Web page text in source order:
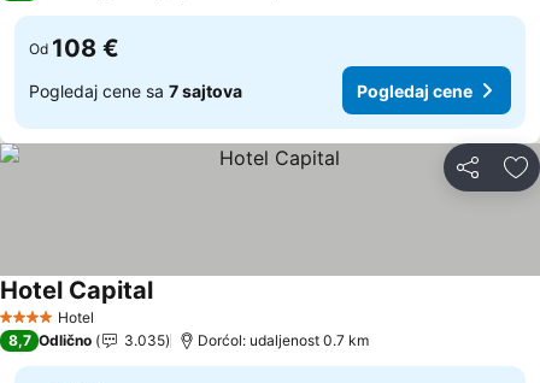
Od 108 €
Pogledaj cene sa 7 sajtova Pogledaj cene
Deli
4 ZvezdiceHotel
Hotel CapitalPogledaj cene
8,7 Odlično 3.035 Dorćol: udaljenost 0.7 km